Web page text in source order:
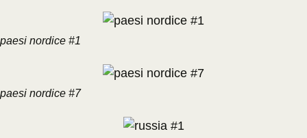
paesi nordice #1
paesi nordice #7